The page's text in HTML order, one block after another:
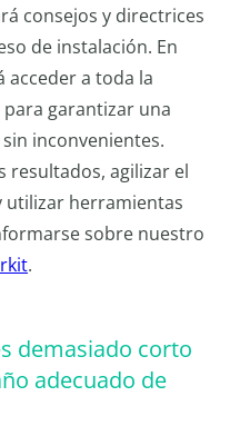
consejos y directrices
de instalación. En
acceder a toda la
garantizar una
inconvenientes.
resultados, agilizar el
utilizar herramientas
sobre nuestro
.
demasiado corto
adecuado de